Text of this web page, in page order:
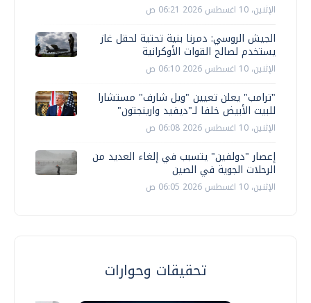
الإثنين، 10 اغسطس 2026 06:21 ص
الجيش الروسي: دمرنا بنية تحتية لحقل غاز
يستخدم لصالح القوات الأوكرانية
الإثنين، 10 اغسطس 2026 06:10 ص
"ترامب" يعلن تعيين "ويل شارف" مستشارا
للبيت الأبيض خلفا لـ"ديفيد وارينجتون"
الإثنين، 10 اغسطس 2026 06:08 ص
إعصار "دولفين" يتسبب في إلغاء العديد من
الرحلات الجوية في الصين
الإثنين، 10 اغسطس 2026 06:05 ص
تحقيقات وحوارات